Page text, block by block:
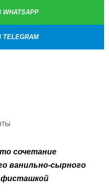
сочетание
ванильно-сырного
фисташкой